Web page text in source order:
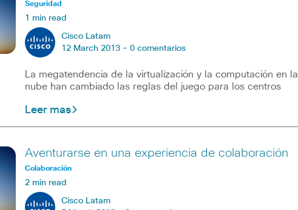
Seguridad
1 min read
Cisco Latam
12 March 2013 - 0 comentarios
La megatendencia de la virtualización y la computación en la
nube han cambiado las reglas del juego para los centros
Leer mas
Aventurarse en una experiencia de colaboración
Colaboración
2 min read
Cisco Latam